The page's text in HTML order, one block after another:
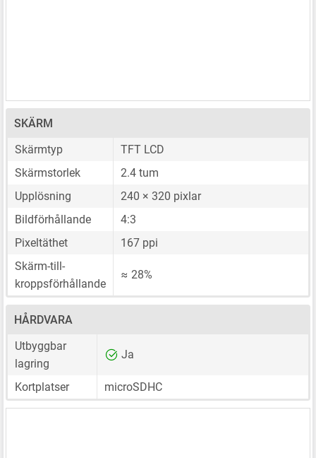
SKÄRM
Skärmtyp
TFT LCD
Skärmstorlek
2.4 tum
Upplösning
240 × 320 pixlar
Bildförhållande
4:3
Pixeltäthet
167 ppi
Skärm-till-
kroppsförhållande
≈ 28%
HÅRDVARA
Utbyggbar
lagring
Ja
Kortplatser microSDHC